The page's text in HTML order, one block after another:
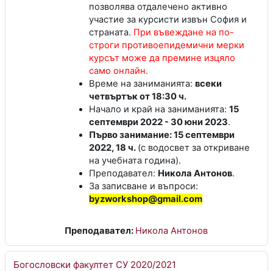
позволява отдалечено активно
участие за курсисти извън София и
страната. При въвеждане на по-
строги противоепидемични мерки
курсът може да премине изцяло
само онлайн.
Време на заниманията:всеки
четвъртък от 18:30 ч.
Начало и край на заниманията:15
септември 2022 - 30 юни 2023.
Първо занимание: 15 септември
2022, 18 ч. (с водосвет за откриване
на учебната година).
Преподавател: Никола Антонов.
За записване и въпроси:
byzworkshop@gmail.com
Преподавател: Никола Антонов
Богословски факултет СУ 2020/2021